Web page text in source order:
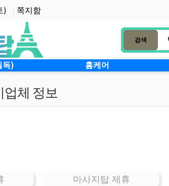
) 쪽지함
검색
독) 홈케어
업체 정보
마사지탑 제휴